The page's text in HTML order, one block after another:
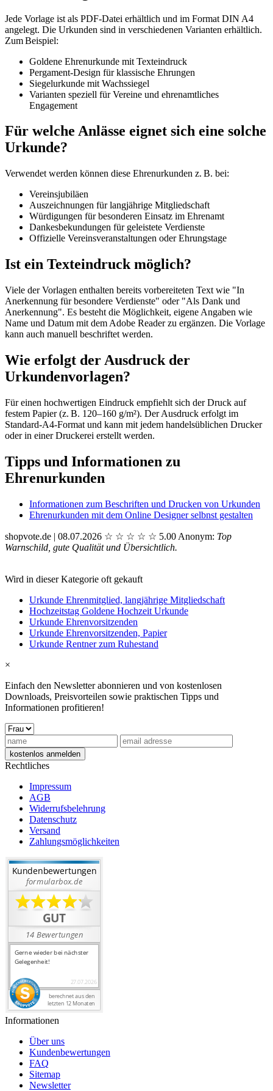
Jede Vorlage ist als PDF-Datei erhältlich und im Format DIN A4
angelegt. Die Urkunden sind in verschiedenen Varianten erhältlich.
Zum Beispiel:
Goldene Ehrenurkunde mit Texteindruck
Pergament-Design für klassische Ehrungen
Siegelurkunde mit Wachssiegel
Varianten speziell für Vereine und ehrenamtliches
Engagement
Für welche Anlässe eignet sich eine solche
Urkunde?
Verwendet werden können diese Ehrenurkunden z. B. bei:
Vereinsjubiläen
Auszeichnungen für langjährige Mitgliedschaft
Würdigungen für besonderen Einsatz im Ehrenamt
Dankesbekundungen für geleistete Verdienste
Offizielle Vereinsveranstaltungen oder Ehrungstage
Ist ein Texteindruck möglich?
Viele der Vorlagen enthalten bereits vorbereiteten Text wie "In
Anerkennung für besondere Verdienste" oder "Als Dank und
Anerkennung". Es besteht die Möglichkeit, eigene Angaben wie
Name und Datum mit dem Adobe Reader zu ergänzen. Die Vorlage
kann auch manuell beschriftet werden.
Wie erfolgt der Ausdruck der
Urkundenvorlagen?
Für einen hochwertigen Eindruck empfiehlt sich der Druck auf
festem Papier (z. B. 120–160 g/m²). Der Ausdruck erfolgt im
Standard-A4-Format und kann mit jedem handelsüblichen Drucker
oder in einer Druckerei erstellt werden.
Tipps und Informationen zu
Ehrenurkunden
Informationen zum Beschriften und Drucken von Urkunden
Ehrenurkunden mit dem Online Designer selbnst gestalten
shopvote.de | 08.07.2026 ☆ ☆ ☆ ☆ ☆ 5.00 Anonym: Top
Warnschild, gute Qualität und Übersichtlich.
Wird in dieser Kategorie oft gekauft
Urkunde Ehrenmitglied, langjährige Mitgliedschaft
Hochzeitstag Goldene Hochzeit Urkunde
Urkunde Ehrenvorsitzenden
Urkunde Ehrenvorsitzenden, Papier
Urkunde Rentner zum Ruhestand
×
Einfach den Newsletter abonnieren und von kostenlosen
Downloads, Preisvorteilen sowie praktischen Tipps und
Informationen profitieren!
Rechtliches
Impressum
AGB
Widerrufsbelehrung
Datenschutz
Versand
Zahlungsmöglichkeiten
Informationen
Über uns
Kundenbewertungen
FAQ
Sitemap
Newsletter